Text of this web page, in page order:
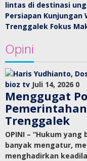
Persiapan Kunjungan
Trenggalek Fokus
Opini
bioz tv Juli 14, 2026 0
Menggugat
Trenggalek
OPINI – “Hukum
banyak mengatur,
menghadirkan